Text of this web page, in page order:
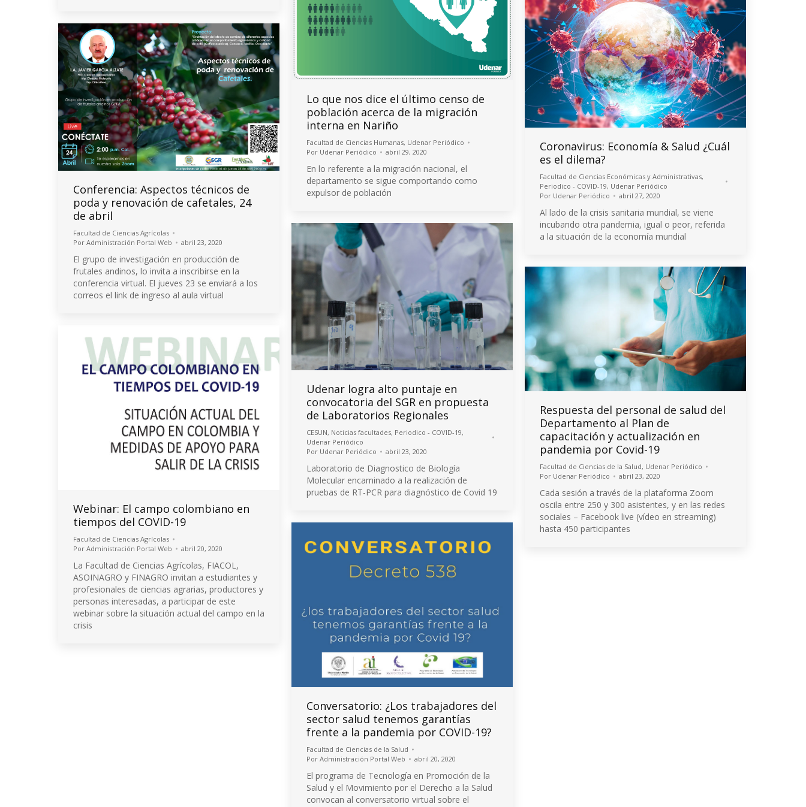
Lo que nos dice el último censo de
población acerca de la migración
interna en Nariño
Facultad de Ciencias Humanas, Udenar Periódico
Por Udenar Periódico abril 29, 2020
En lo referente a la migración nacional, el
departamento se sigue comportando como
expulsor de población
Coronavirus: Economía & Salud ¿Cuál
es el dilema?
Facultad de Ciencias Económicas y Administrativas,
Periodico - COVID-19, Udenar Periódico
Por Udenar Periódico abril 27, 2020
Al lado de la crisis sanitaria mundial, se viene
incubando otra pandemia, igual o peor, referida
a la situación de la economía mundial
Conferencia: Aspectos técnicos de
poda y renovación de cafetales, 24
de abril
Facultad de Ciencias Agrícolas
Por Administración Portal Web abril 23, 2020
El grupo de investigación en producción de
frutales andinos, lo invita a inscribirse en la
conferencia virtual. El jueves 23 se enviará a los
correos el link de ingreso al aula virtual
Udenar logra alto puntaje en
convocatoria del SGR en propuesta
de Laboratorios Regionales
CESUN, Noticias facultades, Periodico - COVID-19,
Udenar Periódico
Por Udenar Periódico abril 23, 2020
Laboratorio de Diagnostico de Biología
Molecular encaminado a la realización de
pruebas de RT-PCR para diagnóstico de Covid 19
Respuesta del personal de salud del
Departamento al Plan de
capacitación y actualización en
pandemia por Covid-19
Facultad de Ciencias de la Salud, Udenar Periódico
Por Udenar Periódico abril 23, 2020
Cada sesión a través de la plataforma Zoom
oscila entre 250 y 300 asistentes, y en las redes
sociales – Facebook live (vídeo en streaming)
hasta 450 participantes
Webinar: El campo colombiano en
tiempos del COVID-19
Facultad de Ciencias Agrícolas
Por Administración Portal Web abril 20, 2020
La Facultad de Ciencias Agrícolas, FIACOL,
ASOINAGRO y FINAGRO invitan a estudiantes y
profesionales de ciencias agrarias, productores y
personas interesadas, a participar de este
webinar sobre la situación actual del campo en la
crisis
Conversatorio: ¿Los trabajadores del
sector salud tenemos garantías
frente a la pandemia por COVID-19?
Facultad de Ciencias de la Salud
Por Administración Portal Web abril 20, 2020
El programa de Tecnología en Promoción de la
Salud y el Movimiento por el Derecho a la Salud
convocan al conversatorio virtual sobre el